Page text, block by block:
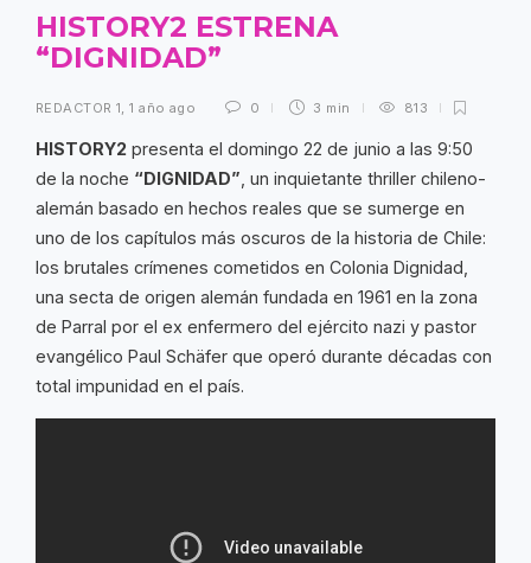
HISTORY2 ESTRENA
“DIGNIDAD”
REDACTOR 1,1 año ago 0 3 min 813
HISTORY2 presenta el domingo 22 de junio a las 9:50
de la noche “DIGNIDAD” , un inquietante thriller chileno-
alemán basado en hechos reales que se sumerge en
uno de los capítulos más oscuros de la historia de Chile:
los brutales crímenes cometidos en Colonia Dignidad,
una secta de origen alemán fundada en 1961 en la zona
de Parral por el ex enfermero del ejército nazi y pastor
evangélico Paul Schäfer que operó durante décadas con
total impunidad en el país.